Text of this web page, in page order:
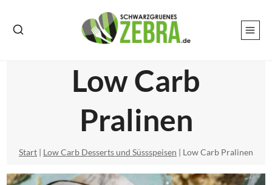
Inhalt
Low Carb
Pralinen
Start | Low Carb Desserts und Süssspeisen | Low Carb Pralinen